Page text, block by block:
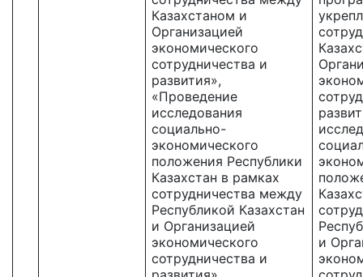
Казахстаном и
Организацией
экономического
сотрудничества и
развития»,
«Проведение
исследования
социально-
экономического
положения Республики
Казахстан в рамках
сотрудничества между
Республикой Казахстан
и Организацией
экономического
сотрудничества и
и